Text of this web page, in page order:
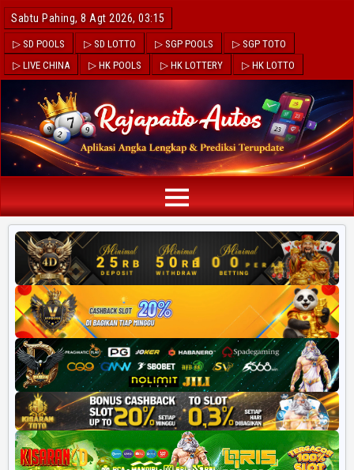
Sabtu Pahing, 8 Agt 2026, 03:15
▷ SD POOLS ▷ SD LOTTO ▷ SGP POOLS
▷ SGP TOTO
▷ LIVE CHINA
▷ HK POOLS ▷ HK LOTTERY ▷ HK LOTTO